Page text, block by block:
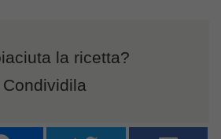
la ricetta?
Condividila